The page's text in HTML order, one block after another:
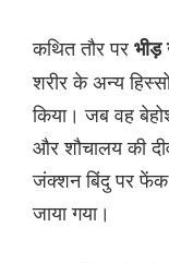
कथित तौर पर
शरीर के अन्य
किया। जब वह
और शौचालय की
जंक्शन बिंदु पर फेंक
जाया गया।